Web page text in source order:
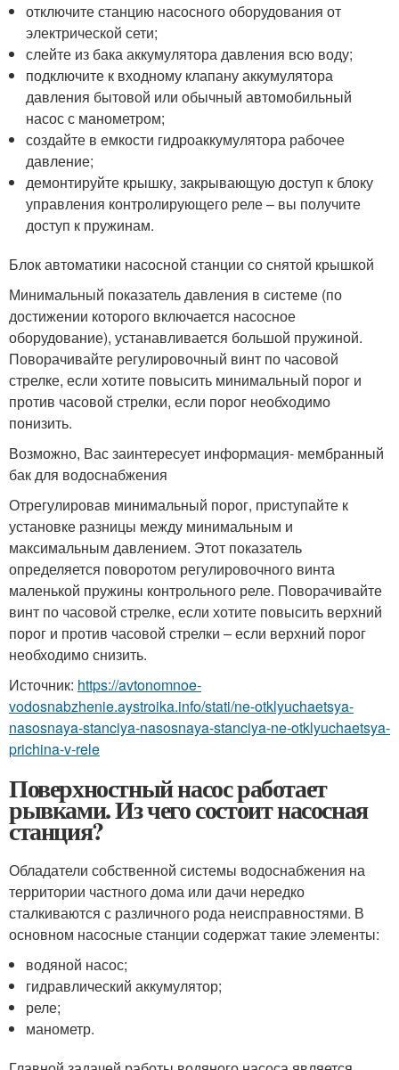
отключите станцию насосного оборудования от
электрической сети;
слейте из бака аккумулятора давления всю воду;
подключите к входному клапану аккумулятора
давления бытовой или обычный автомобильный
насос с манометром;
создайте в емкости гидроаккумулятора рабочее
давление;
демонтируйте крышку, закрывающую доступ к блоку
управления контролирующего реле – вы получите
доступ к пружинам.
Блок автоматики насосной станции со снятой крышкой
Минимальный показатель давления в системе (по
достижении которого включается насосное
оборудование), устанавливается большой пружиной.
Поворачивайте регулировочный винт по часовой
стрелке, если хотите повысить минимальный порог и
против часовой стрелки, если порог необходимо
понизить.
Возможно, Вас заинтересует информация- мембранный
бак для водоснабжения
Отрегулировав минимальный порог, приступайте к
установке разницы между минимальным и
максимальным давлением. Этот показатель
определяется поворотом регулировочного винта
маленькой пружины контрольного реле. Поворачивайте
винт по часовой стрелке, если хотите повысить верхний
порог и против часовой стрелки – если верхний порог
необходимо снизить.
Источник: https://avtonomnoe-
vodosnabzhenie.aystroika.info/stati/ne-otklyuchaetsya-
nasosnaya-stanciya-nasosnaya-stanciya-ne-otklyuchaetsya-
prichina-v-rele
Поверхностный насос работает
рывками. Из чего состоит насосная
станция?
Обладатели собственной системы водоснабжения на
территории частного дома или дачи нередко
сталкиваются с различного рода неисправностями. В
основном насосные станции содержат такие элементы:
водяной насос;
гидравлический аккумулятор;
реле;
манометр.